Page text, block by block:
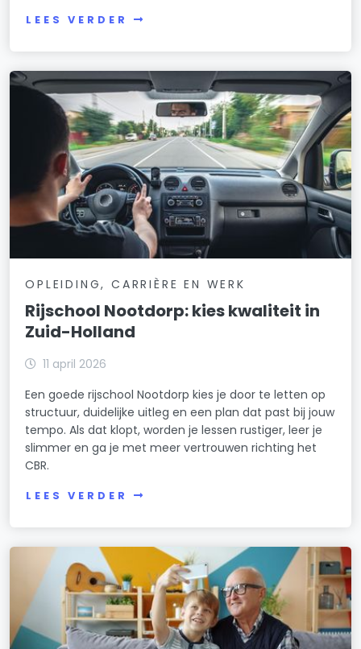
LEES VERDER
OPLEIDING, CARRIÈRE EN WERK
Rijschool Nootdorp: kies kwaliteit in
Zuid-Holland
11 april 2026
Een goede rijschool Nootdorp kies je door te letten op
structuur, duidelijke uitleg en een plan dat past bij jouw
tempo. Als dat klopt, worden je lessen rustiger, leer je
slimmer en ga je met meer vertrouwen richting het
CBR.
LEES VERDER